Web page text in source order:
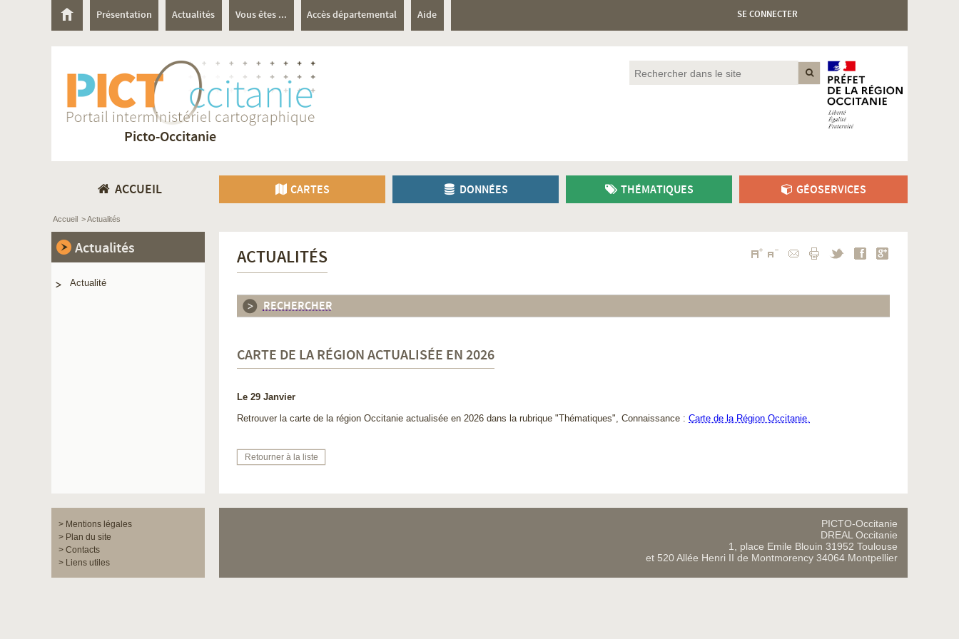
Présentation Actualités Vous êtes ... Accès départemental Aide SE CONNECTER
Picto-Occitanie
ACCUEIL CARTES DONNÉES THÉMATIQUES GÉOSERVICES
Accueil > Actualités
Actualités
Actualité
ACTUALITÉS
RECHERCHER
CARTE DE LA RÉGION ACTUALISÉE EN 2026
Le 29 Janvier
Retrouver la carte de la région Occitanie actualisée en 2026 dans la rubrique "Thématiques", Connaissance : Carte de la Région Occitanie.
Retourner à la liste
> Mentions légales
> Plan du site
> Contacts
> Liens utiles
PICTO-Occitanie
DREAL Occitanie
1, place Emile Blouin 31952 Toulouse
et 520 Allée Henri II de Montmorency 34064 Montpellier